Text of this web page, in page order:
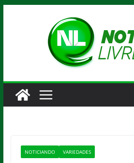
NOTICIANDO VARIEDADES